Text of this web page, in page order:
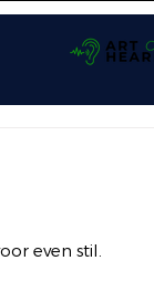
even stil.